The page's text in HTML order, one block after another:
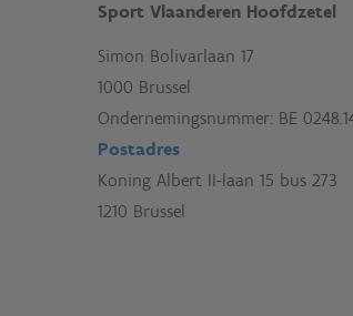
Sport Vlaanderen Hoofdzetel
Simon Bolivarlaan 17
1000 Brussel
Ondernemingsnummer: BE
Postadres
Koning Albert II-laan 15 bus 273
1210 Brussel